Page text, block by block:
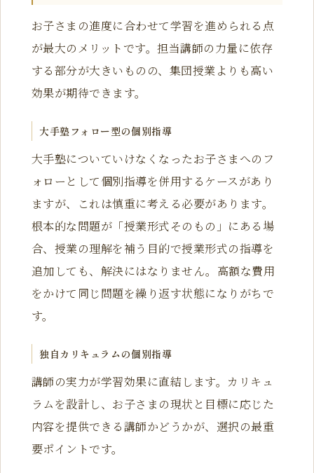
お子さまの進度に合わせて学習を進められる点
が最大のメリットです。担当講師の力量に依存
する部分が大きいものの、集団授業よりも高い
効果が期待できます。
大手塾フォロー型の個別指導
大手塾についていけなくなったお子さまへのフ
ォローとして個別指導を併用するケースがあり
ますが、これは慎重に考える必要があります。
根本的な問題が「授業形式そのもの」にある場
合、授業の理解を補う目的で授業形式の指導を
追加しても、解決にはなりません。高額な費用
をかけて同じ問題を繰り返す状態になりがちで
す。
独自カリキュラムの個別指導
講師の実力が学習効果に直結します。カリキュ
ラムを設計し、お子さまの現状と目標に応じた
内容を提供できる講師かどうかが、選択の最重
要ポイントです。